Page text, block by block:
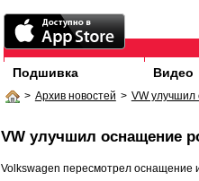
Подшивка Видео
> Архив новостей > VW улучшил
VW улучшил оснащение
Volkswagen пересмотрел оснащение